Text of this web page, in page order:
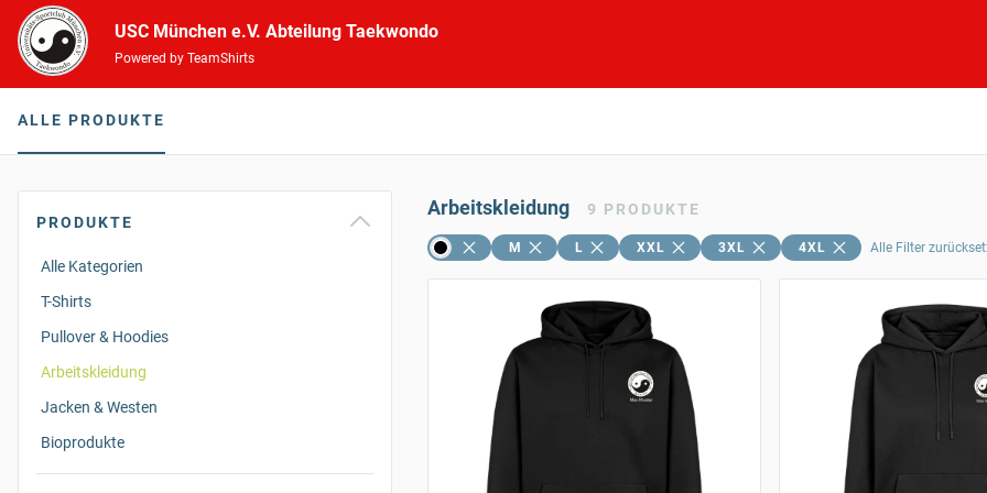
USC München e.V. Abteilung Taekwondo
Powered by TeamShirts
ALLE PRODUKTE
PRODUKTE
Alle Kategorien
T-Shirts
Pullover & Hoodies
Arbeitskleidung
Jacken & Westen
Bioprodukte
Arbeitskleidung 9 PRODUKTE
M L XXL 3XL 4XL Alle Filter